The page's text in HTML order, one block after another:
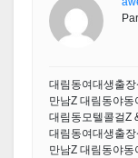
대림동여대생출
만남Z 대림동야
대림동모텔콜걸Z
대림동여대생출
만남Z 대림동야